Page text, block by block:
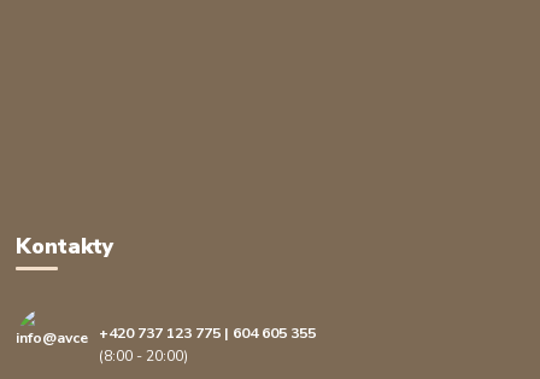
Kontakty
+420 737 123 775 | 604 605 355
(8:00 - 20:00)